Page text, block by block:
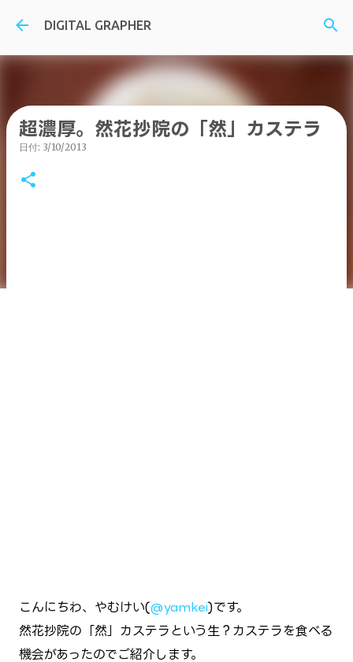
スキップしてメイン コンテンツに移動
DIGITAL GRAPHER
超濃厚。然花抄院の「然」カステラ
日付: 3/10/2013
こんにちわ、やむけい(@yamkei)です。
然花抄院の「然」カステラという生？カステラを食べる
機会があったのでご紹介します。